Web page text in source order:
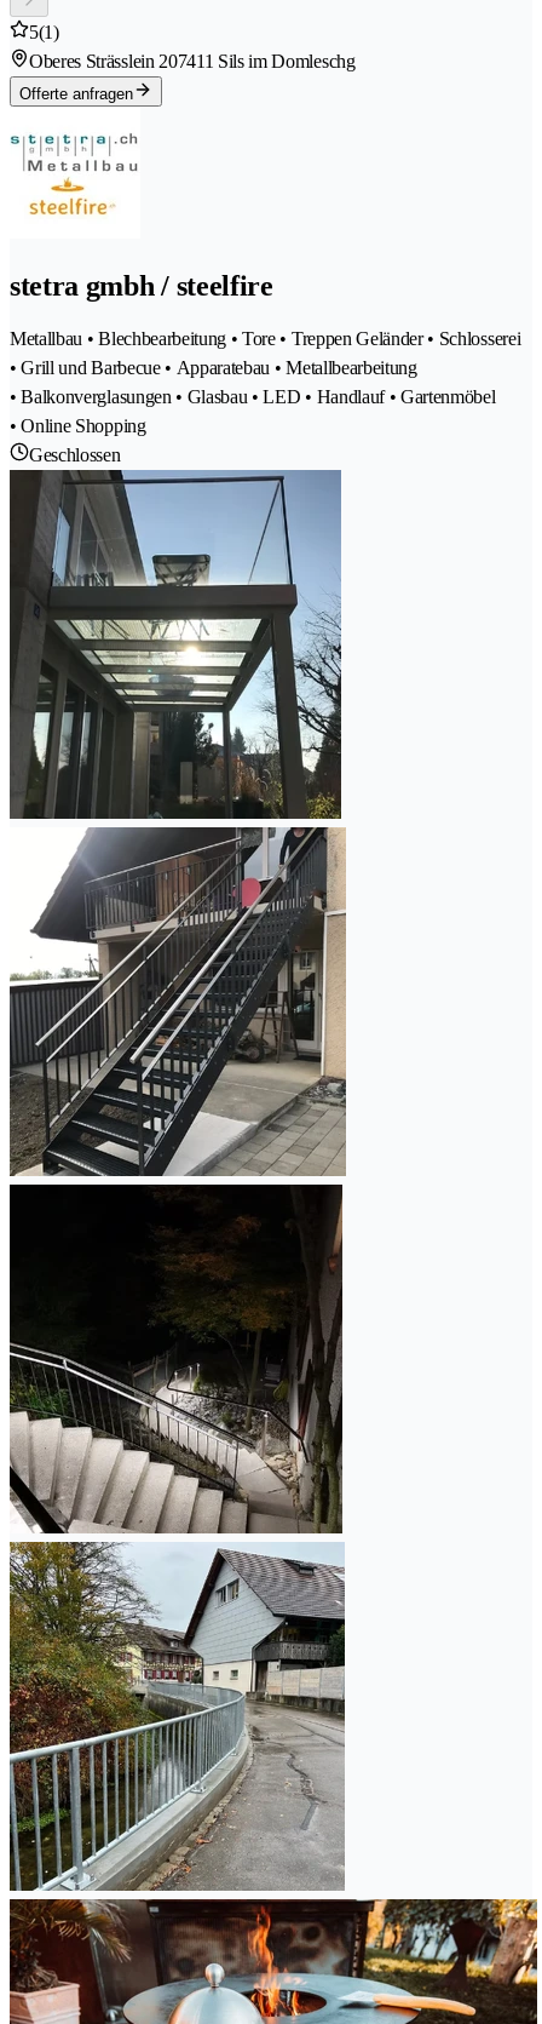
5(1)
Oberes Strässlein 207411 Sils im Domleschg
Offerte anfragen
stetra gmbh / steelfire
Metallbau • Blechbearbeitung • Tore • Treppen Geländer • Schlosserei
• Grill und Barbecue • Apparatebau • Metallbearbeitung
• Balkonverglasungen • Glasbau • LED • Handlauf • Gartenmöbel
• Online Shopping
Geschlossen